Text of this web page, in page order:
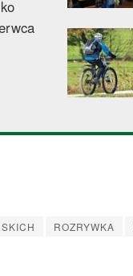
ROZRYWKA